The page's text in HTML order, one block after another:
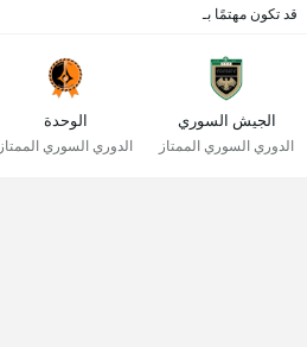
قد تكون مهتمًا بـ
الجيش السوري
الدوري السوري الممتاز
الوحدة
الدوري السوري الممتاز